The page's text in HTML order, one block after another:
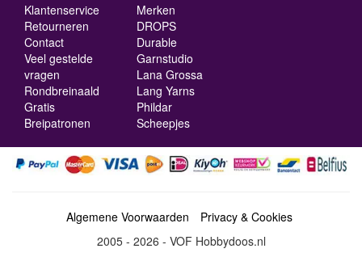
Klantenservice
Retourneren
Contact
Veel gestelde
vragen
Rondbreinaald
Gratis
Breipatronen
Merken
DROPS
Durable
Garnstudio
Lana Grossa
Lang Yarns
Phildar
Scheepjes
Algemene Voorwaarden
Privacy & Cookies
2005 - 2026 - VOF Hobbydoos.nl